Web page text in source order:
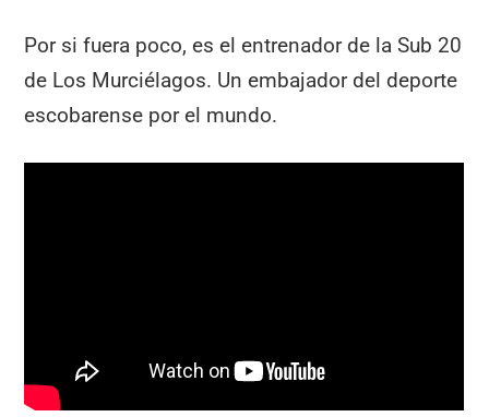
Por si fuera poco, es el entrenador de la Sub 20
de Los Murciélagos. Un embajador del deporte
escobarense por el mundo.